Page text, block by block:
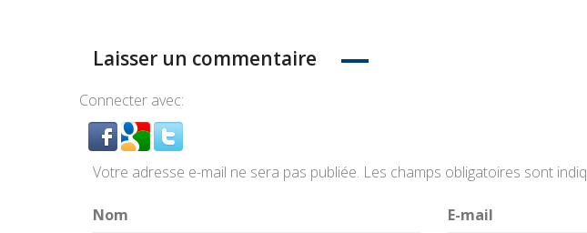
Laisser un commentaire
Connecter avec:
Votre adresse e-mail ne sera pas publiée. Les champs obligatoires sont
Nom E-mail